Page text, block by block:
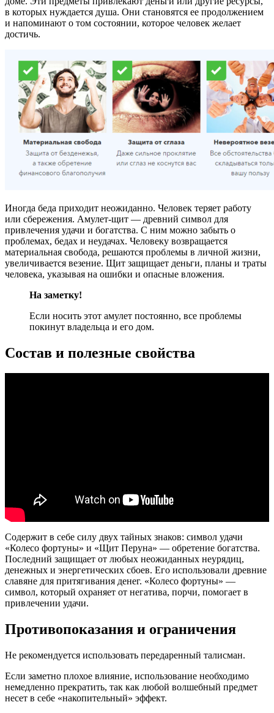
в которых нуждается душа. Они становятся ее продолжением
и напоминают о том состоянии, которое человек желает
достичь.
Иногда беда приходит неожиданно. Человек теряет работу
или сбережения. Амулет-щит — древний символ для
привлечения удачи и богатства. С ним можно забыть о
проблемах, бедах и неудачах. Человеку возвращается
материальная свобода, решаются проблемы в личной жизни,
увеличивается везение. Щит защищает деньги, планы и траты
человека, указывая на ошибки и опасные вложения.
На заметку!
Если носить этот амулет постоянно, все проблемы
покинут владельца и его дом.
Состав и полезные свойства
Содержит в себе силу двух тайных знаков: символ удачи
«Колесо фортуны» и «Щит Перуна» — обретение богатства.
Последний защищает от любых неожиданных неурядиц,
денежных и энергетических сбоев. Его использовали древние
славяне для притягивания денег. «Колесо фортуны» —
символ, который охраняет от негатива, порчи, помогает в
привлечении удачи.
Противопоказания и ограничения
Не рекомендуется использовать передаренный талисман.
Если заметно плохое влияние, использование необходимо
немедленно прекратить, так как любой волшебный предмет
несет в себе «накопительный» эффект.